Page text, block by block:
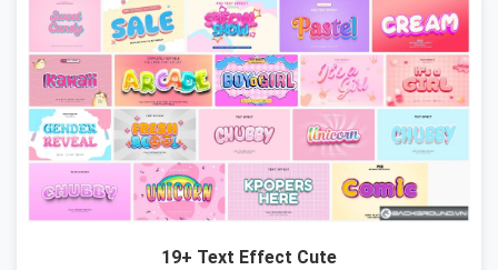
19+ Text Effect Cute